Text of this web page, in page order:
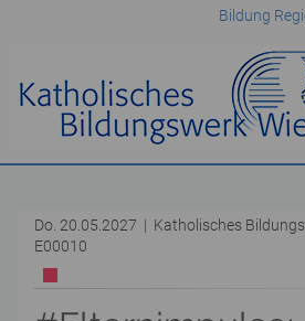
Bildung
Do. 20.05.2027 | Katholisches
E00010